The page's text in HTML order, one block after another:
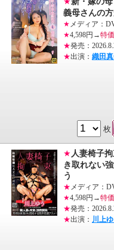
義母さんの
★ メディア：
★4,598円→特価
★発売：
★出演： 織田
枚
★ 人妻椅子
き取れない
う
★ メディア：
★4,598円→特価
★発売：
★出演： 川上ゆ